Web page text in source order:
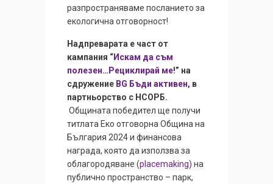
разпространяваме посланието за
екологична отговорност!
Надпреварата е част от
кампания “Искам да съм
полезен…Рециклирай ме!” на
сдружение BG Бъди активен, в
партньорство с НСОРБ.
Общината победител ще получи
титлата Еко отговорна Община на
България 2024 и финансова
награда, която да използва за
облагородяване (placemaking) на
публично пространство – парк,